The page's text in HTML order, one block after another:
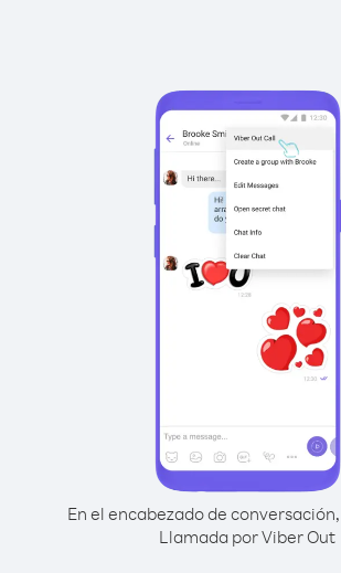
En el encabezado de
Llamada por Viber Out